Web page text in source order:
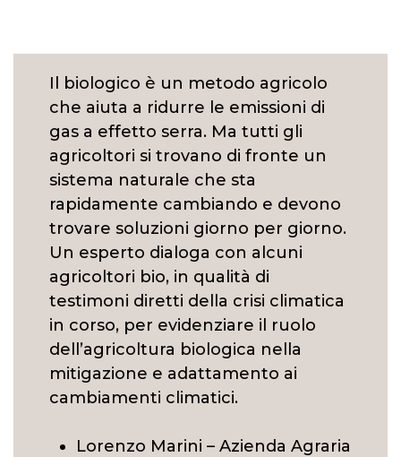
Il biologico è un metodo agricolo
che aiuta a ridurre le emissioni di
gas a effetto serra. Ma tutti gli
agricoltori si trovano di fronte un
sistema naturale che sta
rapidamente cambiando e devono
trovare soluzioni giorno per giorno.
Un esperto dialoga con alcuni
agricoltori bio, in qualità di
testimoni diretti della crisi climatica
in corso, per evidenziare il ruolo
dell’agricoltura biologica nella
mitigazione e adattamento ai
cambiamenti climatici.
Lorenzo Marini – Azienda Agraria